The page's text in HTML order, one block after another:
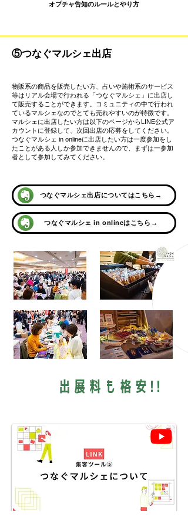
​オプチャ告知のルールとやり方
⑤つなぐマルシェ出店
物販系の商品を販売したい方、占いや施術系のサービス
等はリアル会場で行われる「つなぐマルシェ」に出店し
て販売することができます。コミュニティの中で行われ
ているマルシェなのでとても売れやすいのが特徴です。
​マルシェに出店したい方は以下のページからLINE公式ア
カウントに登録して、次回出店の応募をしてください。
つなぐマルシェ in onlineに出店したい方は一度参加をし
たことがある人しか参加できませんので、まずは一参加
者として参加してみてください。
つなぐマルシェ出店についてはこちら→
つなぐマルシェ in onlineはこちら→
​出展料も格安!!